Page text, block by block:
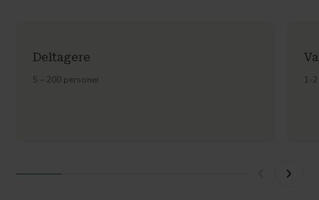
Deltagere
5 – 200 personer 1-